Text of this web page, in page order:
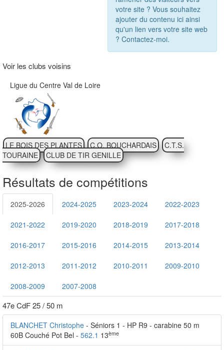
votre site ? Vous souhaitez
ajouter du contenu ici ainsi
qu'un lien vers votre site web
? Contactez-moi.
Voir les clubs voisins
Ligue du Centre Val de Loire
LE BOIS DES PLANTES C.O. BOUCHARDAIS
C.T.S.
TOURAINE
CLUB DE TIR GENILLE
Résultats de compétitions
2025-2026 2024-2025 2023-2024 2022-2023
2021-2022 2019-2020 2018-2019 2017-2018
2016-2017 2015-2016 2014-2015 2013-2014
2012-2013 2011-2012 2010-2011 2009-2010
2008-2009 2007-2008
47e CdF 25 / 50 m
BLANCHET Christophe - Séniors 1 - HP R9 - carabine 50 m
60B Couché Pot Bel - 562.1 13ème